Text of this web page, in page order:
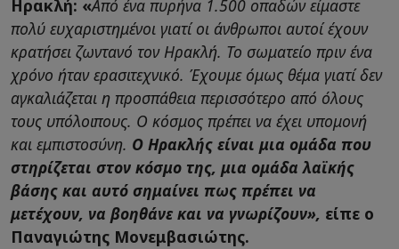
Ηρακλή: «Από ένα πυρήνα 1.500 οπαδών είμαστε
πολύ ευχαριστημένοι γιατί οι άνθρωποι αυτοί έχουν
κρατήσει ζωντανό τον Ηρακλή. Το σωματείο πριν ένα
χρόνο ήταν ερασιτεχνικό. Έχουμε όμως θέμα γιατί δεν
αγκαλιάζεται η προσπάθεια περισσότερο από όλους
τους υπόλοιπους. Ο κόσμος πρέπει να έχει υπομονή
και εμπιστοσύνη. Ο Ηρακλής είναι μια ομάδα που
στηρίζεται στον κόσμο της, μια ομάδα λαϊκής
βάσης και αυτό σημαίνει πως πρέπει να
μετέχουν, να βοηθάνε και να γνωρίζουν», είπε ο
Παναγιώτης Μονεμβασιώτης.